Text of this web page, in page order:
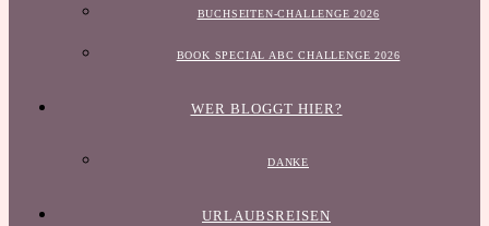
BUCHSEITEN-CHALLENGE 2026
BOOK SPECIAL ABC CHALLENGE 2026
WER BLOGGT HIER?
DANKE
URLAUBSREISEN